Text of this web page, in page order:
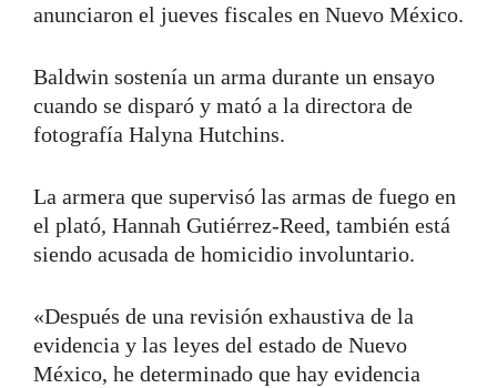
anunciaron el jueves fiscales en Nuevo México.
Baldwin sostenía un arma durante un ensayo
cuando se disparó y mató a la directora de
fotografía Halyna Hutchins.
La armera que supervisó las armas de fuego en
el plató, Hannah Gutiérrez-Reed, también está
siendo acusada de homicidio involuntario.
«Después de una revisión exhaustiva de la
evidencia y las leyes del estado de Nuevo
México, he determinado que hay evidencia